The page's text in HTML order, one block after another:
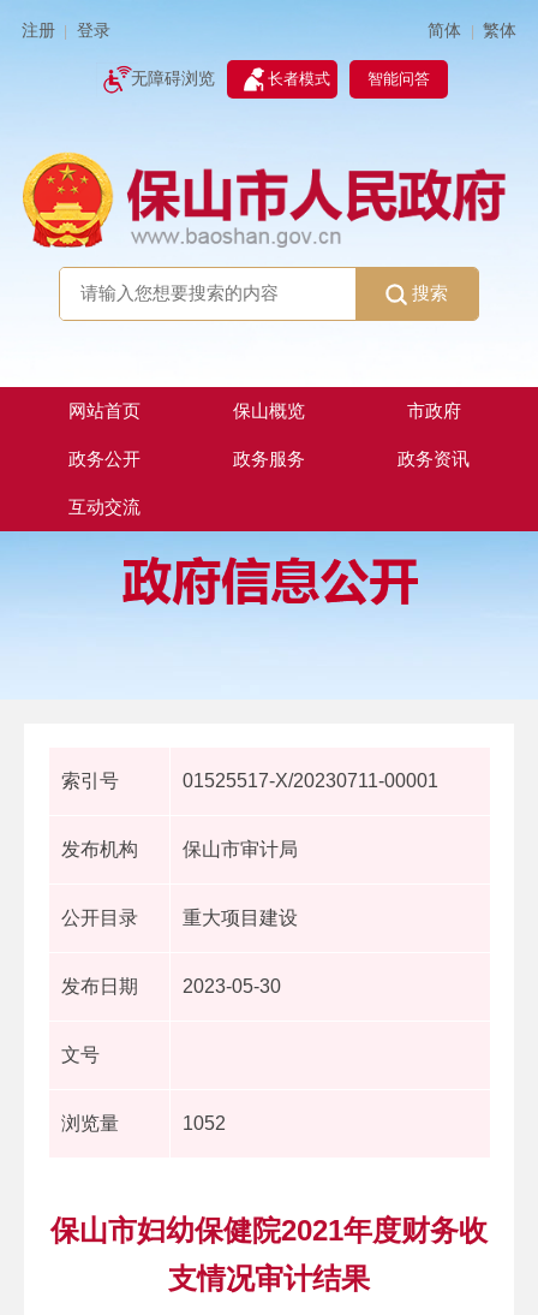
注册 登录 简体 | 繁体
无障碍浏览 长者模式 智能问答
搜索
网站首页 保山概览 市政府
政务公开 政务服务 政务资讯
互动交流
索引号 01525517-X/20230711-00001
发布机构 保山市审计局
公开目录 重大项目建设
发布日期 2023-05-30
文号
浏览量 1052
保山市妇幼保健院2021年度财务收
支情况审计结果